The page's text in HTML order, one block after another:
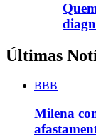
Últimas
BBB
Milena